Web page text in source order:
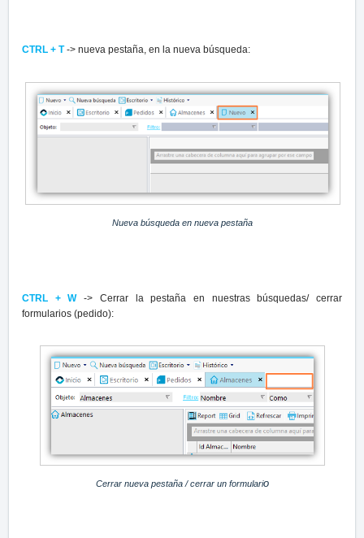
CTRL + T-> nueva pestaña, en la nueva búsqueda:
Nueva búsqueda en nueva pestaña
CTRL + W-> Cerrar la pestaña en nuestras búsquedas/ cerrar
formularios (pedido):
Cerrar nueva pestaña / cerrar un formulario